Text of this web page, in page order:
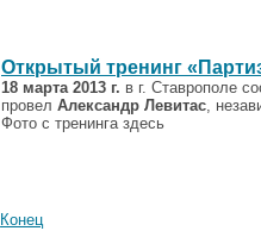
Открытый тренинг
18 марта 2013 г. в г. Ставрополе
провел Александр Левитас,
Фото с тренинга здесь
Конец